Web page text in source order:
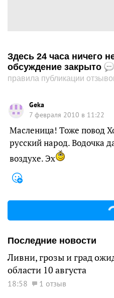
Здесь 24 часа ничего
обсуждение закрыто
правила публикации
Geka
7 февраля 2010 в 11:22
Масленица! Тоже повод
русский народ. Водочка
воздухе. Эх
Последние новости
Ливни, грозы и град
области 10 августа
18:58 1 отзыв